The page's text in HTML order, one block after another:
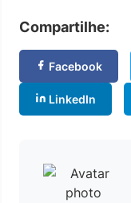
Compartilhe:
Facebook
LinkedIn